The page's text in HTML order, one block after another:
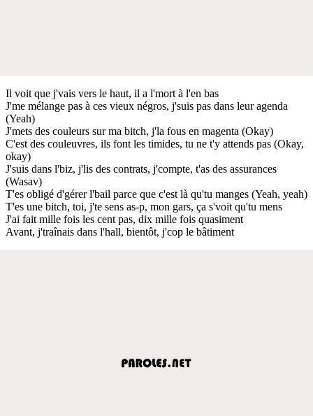
Il voit que j'vais vers le haut, il a l'mort à l'en bas
J'me mélange pas à ces vieux négros, j'suis pas dans leur agenda
(Yeah)
J'mets des couleurs sur ma bitch, j'la fous en magenta (Okay)
C'est des couleuvres, ils font les timides, tu ne t'y attends pas (Okay,
okay)
J'suis dans l'biz, j'lis des contrats, j'compte, t'as des assurances
(Wasav)
T'es obligé d'gérer l'bail parce que c'est là qu'tu manges (Yeah, yeah)
T'es une bitch, toi, j'te sens as-p, mon gars, ça s'voit qu'tu mens
J'ai fait mille fois les cent pas, dix mille fois quasiment
Avant, j'traînais dans l'hall, bientôt, j'cop le bâtiment